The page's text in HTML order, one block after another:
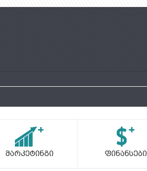
Მარკეტინგი Ფინანსები